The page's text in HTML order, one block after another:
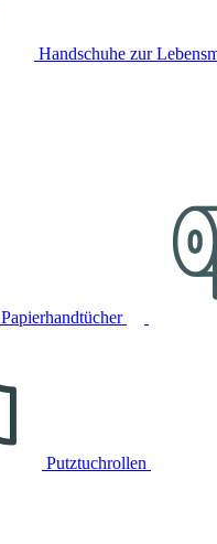
Handschuhe zur
Papierhandtücher
Putztuchrollen